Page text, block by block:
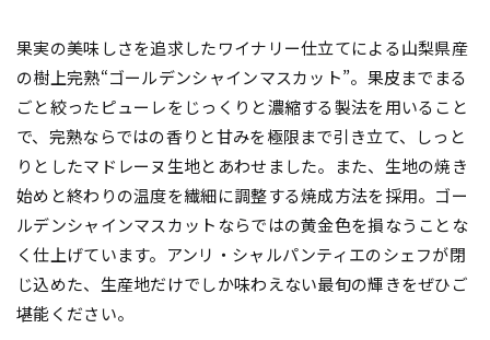
果実の美味しさを追求したワイナリー仕立てによる山梨県産
の樹上完熟“ゴールデンシャインマスカット”。果皮までまる
ごと絞ったピューレをじっくりと濃縮する製法を用いること
で、完熟ならではの香りと甘みを極限まで引き立て、しっと
りとしたマドレーヌ生地とあわせました。また、生地の焼き
始めと終わりの温度を繊細に調整する焼成方法を採用。ゴー
ルデンシャインマスカットならではの黄金色を損なうことな
く仕上げています。アンリ・シャルパンティエのシェフが閉
じ込めた、生産地だけでしか味わえない最旬の輝きをぜひご
堪能ください。